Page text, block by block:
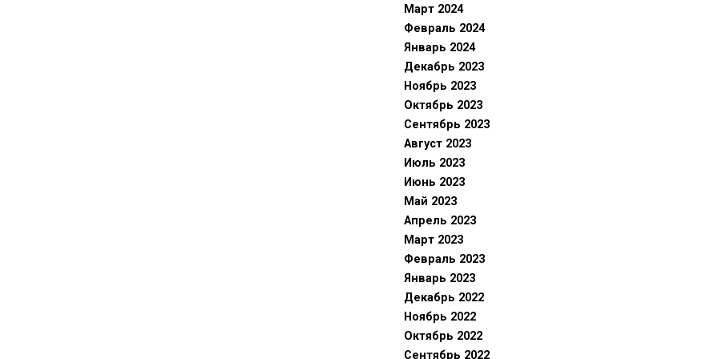
Март 2024
Февраль 2024
Январь 2024
Декабрь 2023
Ноябрь 2023
Октябрь 2023
Сентябрь 2023
Август 2023
Июль 2023
Июнь 2023
Май 2023
Апрель 2023
Март 2023
Февраль 2023
Январь 2023
Декабрь 2022
Ноябрь 2022
Октябрь 2022
Сентябрь 2022